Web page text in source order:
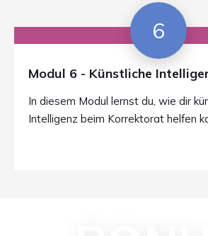
6
Modul 6 - Künstliche
In diesem Modul lernst du, wie dir
Intelligenz beim Korrektorat helfen